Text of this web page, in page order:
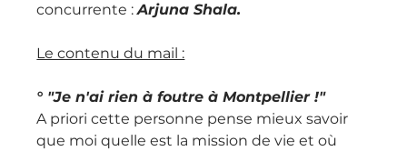
concurrente : Arjuna Shala.
Le contenu du mail :
° "Je n'ai rien à foutre à Montpellier !"
A priori cette personne pense mieux savoir
que moi quelle est la mission de vie et où